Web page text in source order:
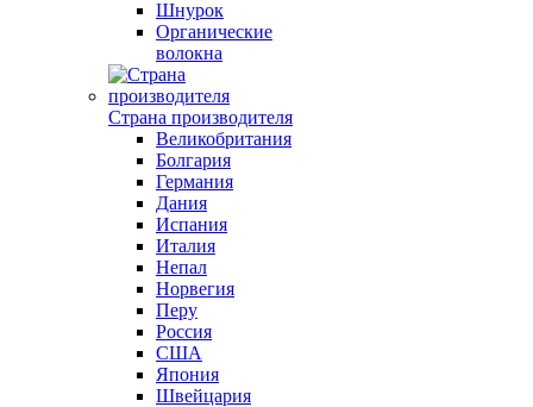
Шнурок
Органические
волокна
Страна производителя
Великобритания
Болгария
Германия
Дания
Испания
Италия
Непал
Норвегия
Перу
Россия
США
Япония
Швейцария